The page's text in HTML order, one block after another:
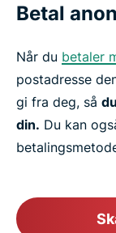
Betal
Når du betaler
postadresse
gi fra deg, så
din. Du kan